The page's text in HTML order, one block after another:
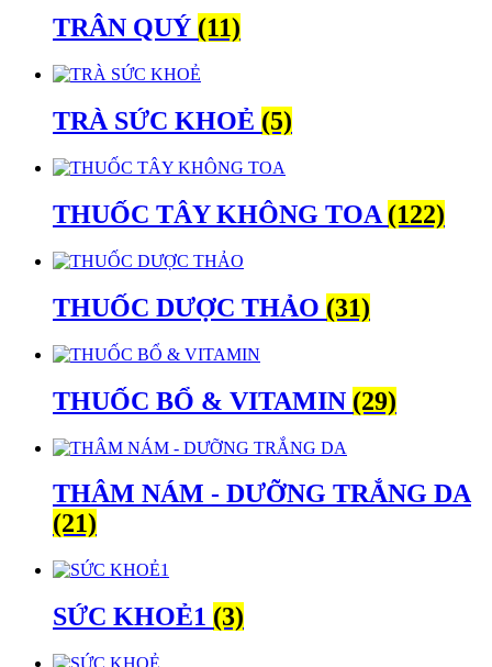
TRÂN QUÝ (11)
TRÀ SỨC KHOẺ (5)
THUỐC TÂY KHÔNG TOA (122)
THUỐC DƯỢC THẢO (31)
THUỐC BỔ & VITAMIN (29)
THÂM NÁM - DƯỠNG TRẮNG DA
(21)
SỨC KHOẺ1 (3)